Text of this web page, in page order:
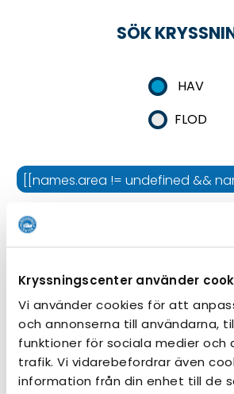
Kryssningscenter använder
Vi använder cookies för att
och annonserna till användarna,
funktioner för sociala medier och
trafik. Vi vidarebefordrar även
information från din enhet till de
SÖK
HAV
FLOD
[[names.area != undefined &&
[[names.cruiseline != undefined
Kryssningens längd